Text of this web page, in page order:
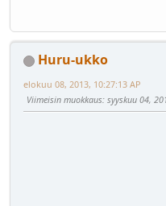
Huru-ukko
elokuu 08, 2013, 10:27:13 AP
Viimeisin muokkaus: syyskuu 04,